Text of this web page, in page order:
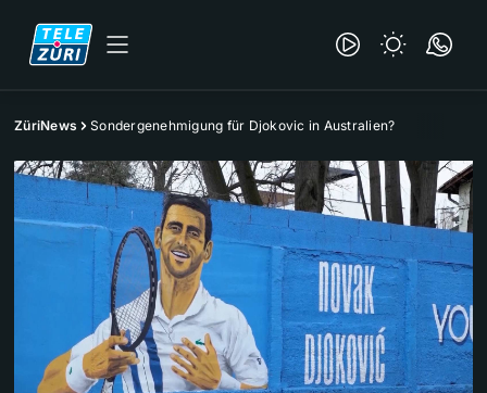
ZüriNews Sondergenehmigung für Djokovic in Australien?